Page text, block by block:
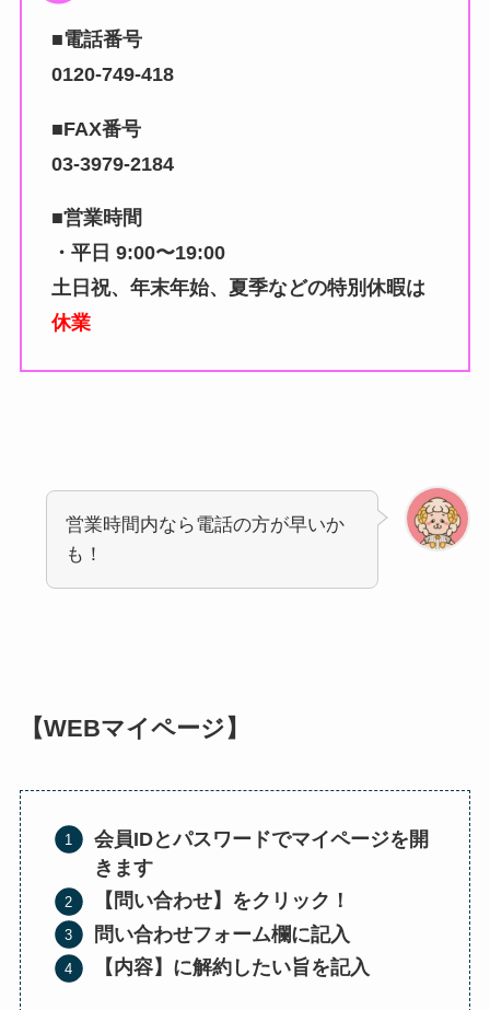
■電話番号
0120-749-418
■FAX番号
03-3979-2184
■営業時間
・平日 9:00〜19:00
土日祝、年末年始、夏季などの特別休暇は
休業
営業時間内なら電話の方が早いか
も！
【WEBマイページ】
会員IDとパスワードでマイページを開
きます
【問い合わせ】をクリック！
問い合わせフォーム欄に記入
【内容】に解約したい旨を記入